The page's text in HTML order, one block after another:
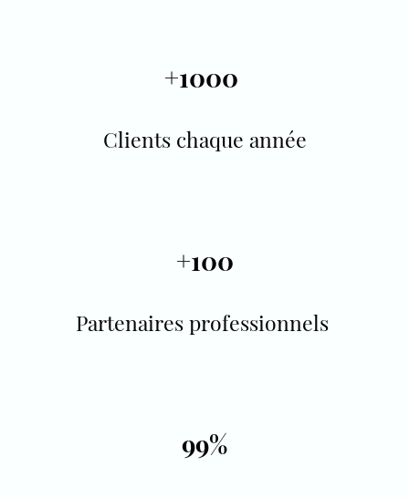
+1000
Clients chaque année
+100
Partenaires professionnels
99%